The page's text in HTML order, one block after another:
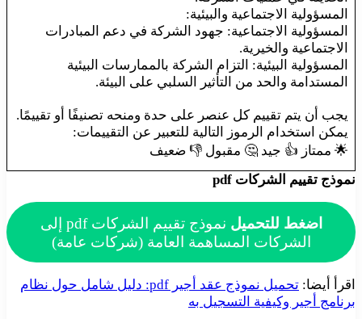
المسؤولية الاجتماعية والبيئية:
المسؤولية الاجتماعية: جهود الشركة في دعم المبادرات
الاجتماعية والخيرية.
المسؤولية البيئية: التزام الشركة بالممارسات البيئية
المستدامة والحد من التأثير السلبي على البيئة.
يجب أن يتم تقييم كل عنصر على حدة ومنحه تصنيفًا أو تقييمًا.
يمكن استخدام الرموز التالية للتعبير عن التقييمات:
🌟 ممتاز 👍 جيد 🤔 مقبول 👎 ضعيف
نموذج تقييم الشركات pdf
اضغط للتحميل
نموذج تقييم الشركات pdf إلى
الشركات المساهمة العامة (شركات عامة)
اقرأ أيضا:
تحميل نموذج عقد أجير pdf: دليل شامل حول نظام
برنامج أجير وكيفية التسجيل به